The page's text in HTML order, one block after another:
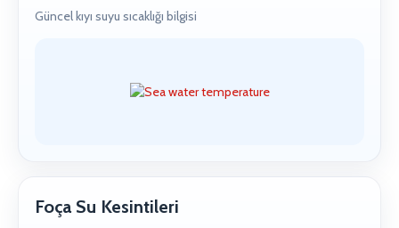
Güncel kıyı suyu sıcaklığı bilgisi
Foça Su Kesintileri